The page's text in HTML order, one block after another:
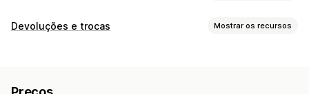
Etiquetas e embalagem
Devoluções e trocas Mostrar os recursos